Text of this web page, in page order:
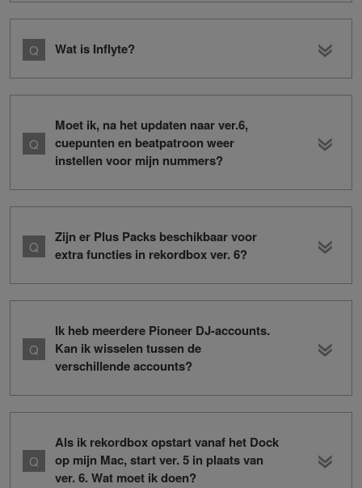
Wat is Inflyte?
Moet ik, na het updaten naar ver.6,
cuepunten en beatpatroon weer
instellen voor mijn nummers?
Zijn er Plus Packs beschikbaar voor
extra functies in rekordbox ver. 6?
Ik heb meerdere Pioneer DJ-accounts.
Kan ik wisselen tussen de
verschillende accounts?
Als ik rekordbox opstart vanaf het Dock
op mijn Mac, start ver. 5 in plaats van
ver. 6. Wat moet ik doen?